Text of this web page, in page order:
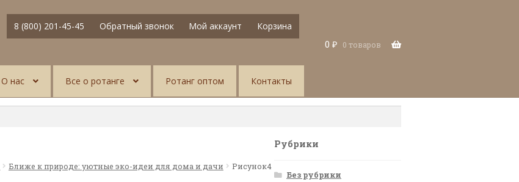
8 (800) 201-45-45 Обратный звонок Мой аккаунт
Корзина
0 ₽ 0 товаров
О нас Все о ротанге Ротанг оптом Контакты
Ближе к природе: уютные эко-идеи для дома и дачи Рисунок4
Рубрики
Без рубрики